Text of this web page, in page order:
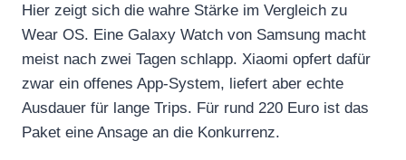
Hier zeigt sich die wahre Stärke im Vergleich zu
Wear OS. Eine Galaxy Watch von Samsung macht
meist nach zwei Tagen schlapp. Xiaomi opfert dafür
zwar ein offenes App-System, liefert aber echte
Ausdauer für lange Trips. Für rund 220 Euro ist das
Paket eine Ansage an die Konkurrenz.